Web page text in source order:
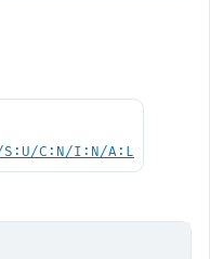
S:U/C:N/I:N/A:L